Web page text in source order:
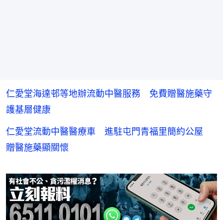
仁愛堂海達邨等地辦流動中醫服務 免費贈醫施藥守
護基層健康
仁愛堂流動中醫醫療車 進駐屯門青福里簡約公屋
贈醫施藥顯關懷